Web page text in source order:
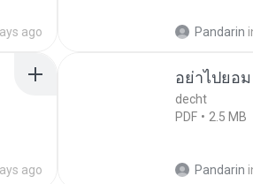
ago Pandarin
ago
อย่าไปยอม
decht
PDF
2.5 MB
Pandarin